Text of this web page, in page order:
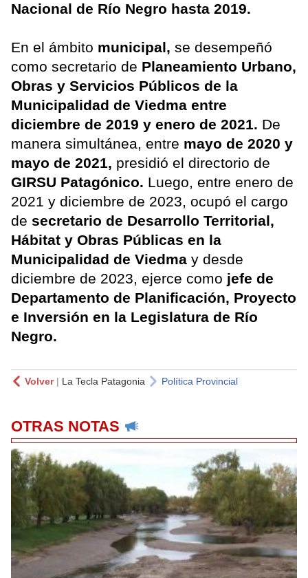
Nacional de Río Negro hasta 2019.
En el ámbito municipal, se desempeñó
como secretario de Planeamiento Urbano,
Obras y Servicios Públicos de la
Municipalidad de Viedma entre
diciembre de 2019 y enero de 2021. De
manera simultánea, entre mayo de 2020 y
mayo de 2021, presidió el directorio de
GIRSU Patagónico. Luego, entre enero de
2021 y diciembre de 2023, ocupó el cargo
de secretario de Desarrollo Territorial,
Hábitat y Obras Públicas en la
Municipalidad de Viedma y desde
diciembre de 2023, ejerce como jefe de
Departamento de Planificación, Proyecto
e Inversión en la Legislatura de Río
Negro.
Volver| La Tecla Patagonia Política Provincial
OTRAS NOTAS